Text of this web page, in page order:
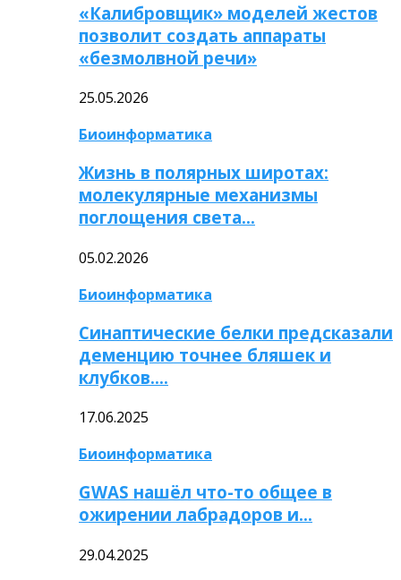
«Калибровщик» моделей жестов
позволит создать аппараты
«безмолвной речи»
25.05.2026
Биоинформатика
Жизнь в полярных широтах:
молекулярные механизмы
поглощения света…
05.02.2026
Биоинформатика
Синаптические белки предсказали
деменцию точнее бляшек и
клубков….
17.06.2025
Биоинформатика
GWAS нашёл что-то общее в
ожирении лабрадоров и…
29.04.2025